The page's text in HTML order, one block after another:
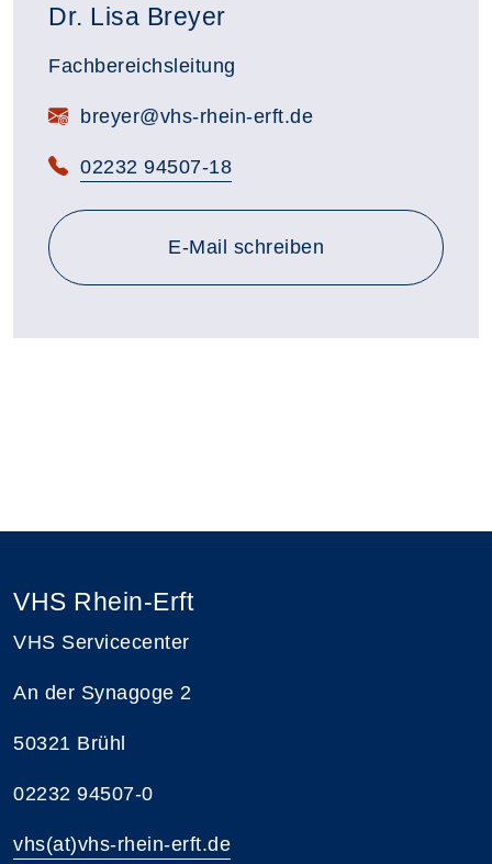
Dr. Lisa Breyer
Fachbereichsleitung
E-Mail:breyer@vhs-rhein-erft.de
Telefon:
02232 94507-18
E-Mail schreiben
VHS Rhein-Erft
VHS Servicecenter
An der Synagoge 2
50321 Brühl
02232 94507-0
vhs(at)vhs-rhein-erft.de